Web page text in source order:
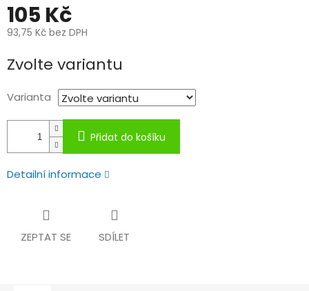
105 Kč
93,75 Kč bez DPH
cena:
Zvolte variantu
Varianta
Přidat do košíku
Detailní informace
ZEPTAT SE SDÍLET